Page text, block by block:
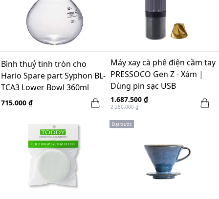
Bình thuỷ tinh tròn cho
Hario Spare part Syphon BL-
TCA3 Lower Bowl 360ml
715.000 ₫
Máy xay cà phê điện cầm tay
PRESSOCO Gen Z - Xám |
Dùng pin sạc USB
1.687.500 ₫
2.250.000 ₫
Đặt trước